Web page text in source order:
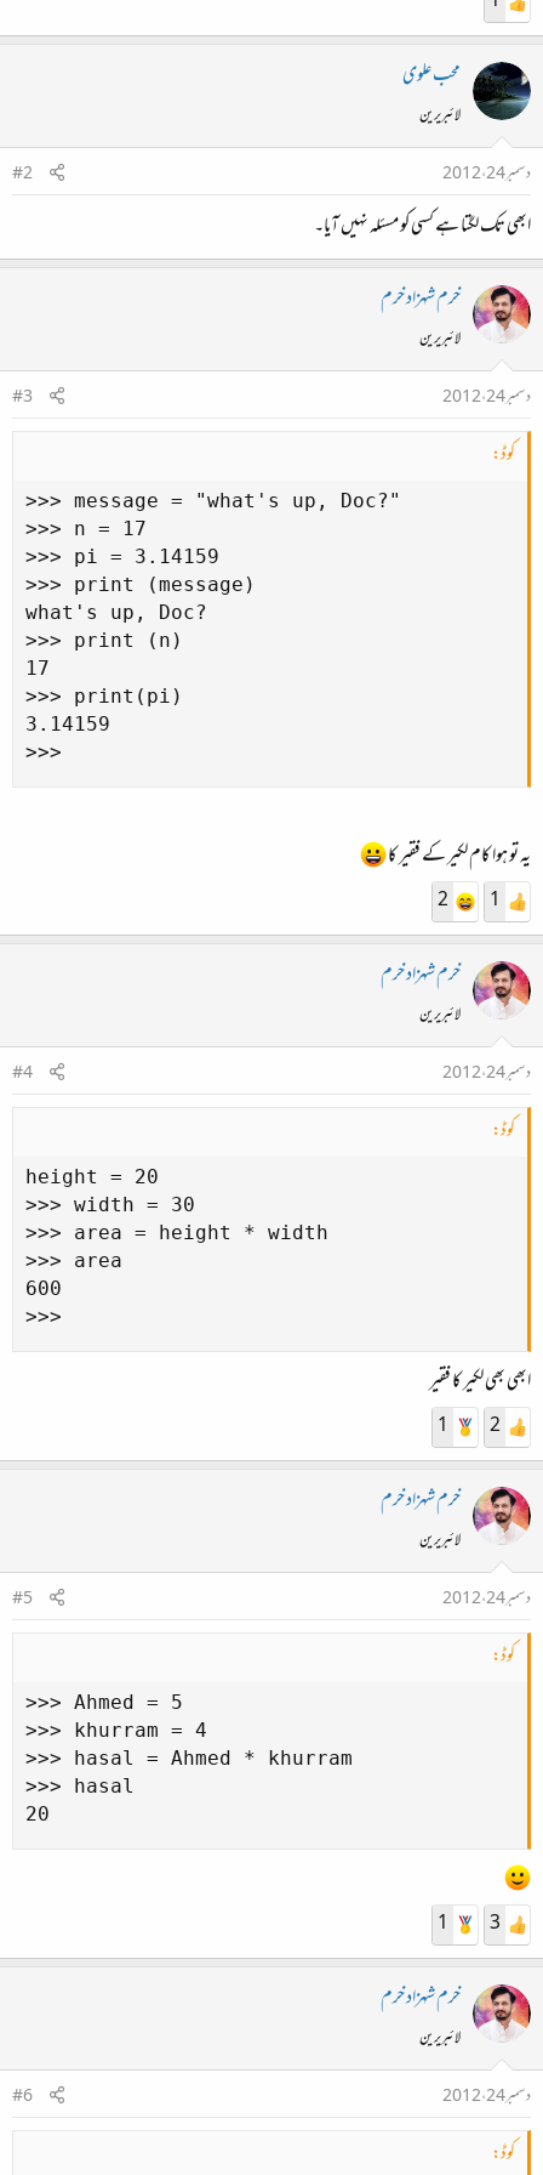
محب علوی
لائبریرین
دسمبر 24، 2012
#2
ابھی تک لگتا ہے کسی کو مسئلہ نہیں آیا۔
خرم شہزاد خرم
لائبریرین
دسمبر 24، 2012
#3
کوڈ:
>>> message = "what's up, Doc?"
>>> n = 17
>>> pi = 3.14159
>>> print (message)
what's up, Doc?
>>> print (n)
17
>>> print(pi)
3.14159
>>>
یہ تو ہوا کام لکیر کے فقیر کا
1
2
خرم شہزاد خرم
لائبریرین
دسمبر 24، 2012
#4
کوڈ:
height = 20
>>> width = 30
>>> area = height * width
>>> area
600
>>>
ابھی بھی لکیر کا فقیر
2
1
خرم شہزاد خرم
لائبریرین
دسمبر 24، 2012
#5
کوڈ:
>>> Ahmed = 5
>>> khurram = 4
>>> hasal = Ahmed * khurram
>>> hasal
20
3
1
خرم شہزاد خرم
لائبریرین
دسمبر 24، 2012
#6
کوڈ: